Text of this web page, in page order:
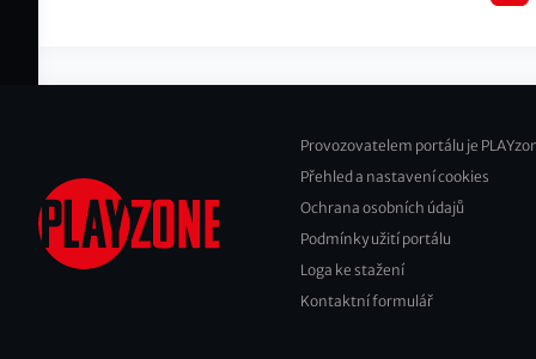
Footer
2
Provozovatelem portálu je
Přehled a nastavení cookies
Ochrana osobních údajů
Podmínky užití portálu
Loga ke stažení
Kontaktní formulář